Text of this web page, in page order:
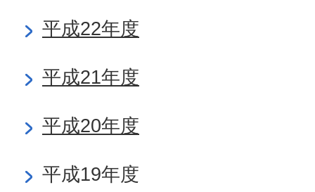
平成22年度
平成21年度
平成20年度
平成19年度